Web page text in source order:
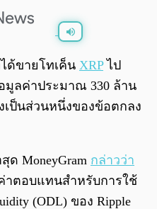
/0:00
ได้ขายโทเค็น XRPไป
มูลค่าประมาณ 330 ล้าน
เป็นส่วนหนึ่งของข้อตกลง
ด MoneyGram กล่าวว่า
าตอบแทนสำหรับการใช้
(ODL) ของ Ripple